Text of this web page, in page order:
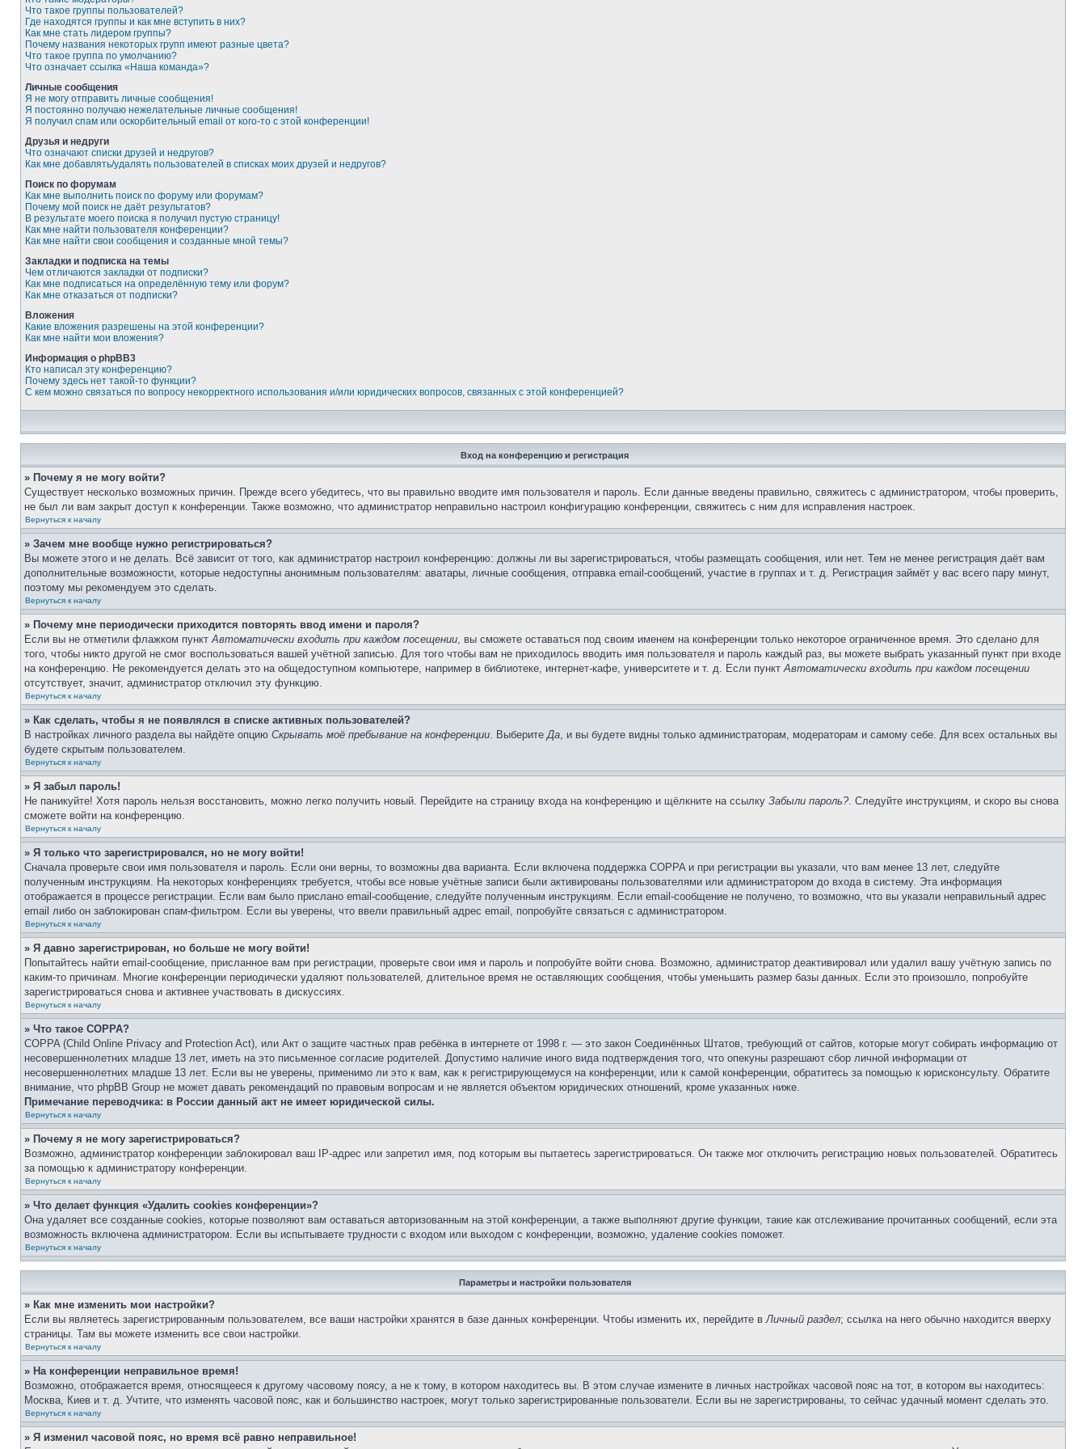
Что такое группы пользователей?
Где находятся группы и как мне вступить в них?
Как мне стать лидером группы?
Почему названия некоторых групп имеют разные цвета?
Что такое группа по умолчанию?
Что означает ссылка «Наша команда»?
Личные сообщения
Я не могу отправить личные сообщения!
Я постоянно получаю нежелательные личные сообщения!
Я получил спам или оскорбительный email от кого-то с этой конференции!
Друзья и недруги
Что означают списки друзей и недругов?
Как мне добавлять/удалять пользователей в списках моих друзей и недругов?
Поиск по форумам
Как мне выполнить поиск по форуму или форумам?
Почему мой поиск не даёт результатов?
В результате моего поиска я получил пустую страницу!
Как мне найти пользователя конференции?
Как мне найти свои сообщения и созданные мной темы?
Закладки и подписка на темы
Чем отличаются закладки от подписки?
Как мне подписаться на определённую тему или форум?
Как мне отказаться от подписки?
Вложения
Какие вложения разрешены на этой конференции?
Как мне найти мои вложения?
Информация о phpBB3
Кто написал эту конференцию?
Почему здесь нет такой-то функции?
С кем можно связаться по вопросу некорректного использования и/или юридических вопросов, связанных с этой конференцией?
Вход на конференцию и регистрация
» Почему я не могу войти?
Существует несколько возможных причин. Прежде всего убедитесь, что вы правильно вводите имя пользователя и пароль. Если данные введены правильно, свяжитесь с администратором, чтобы проверить,
не был ли вам закрыт доступ к конференции. Также возможно, что администратор неправильно настроил конфигурацию конференции, свяжитесь с ним для исправления настроек.
Вернуться к началу
» Зачем мне вообще нужно регистрироваться?
Вы можете этого и не делать. Всё зависит от того, как администратор настроил конференцию: должны ли вы зарегистрироваться, чтобы размещать сообщения, или нет. Тем не менее регистрация даёт вам
дополнительные возможности, которые недоступны анонимным пользователям: аватары, личные сообщения, отправка email-сообщений, участие в группах и т. д. Регистрация займёт у вас всего пару минут,
поэтому мы рекомендуем это сделать.
Вернуться к началу
» Почему мне периодически приходится повторять ввод имени и пароля?
Если вы не отметили флажком пунктАвтоматически входить при каждом посещении, вы сможете оставаться под своим именем на конференции только некоторое ограниченное время. Это сделано для
того, чтобы никто другой не смог воспользоваться вашей учётной записью. Для того чтобы вам не приходилось вводить имя пользователя и пароль каждый раз, вы можете выбрать указанный пункт при входе
на конференцию. Не рекомендуется делать это на общедоступном компьютере, например в библиотеке, интернет-кафе, университете и т. д. Если пунктАвтоматически входить при каждом посещении
отсутствует, значит, администратор отключил эту функцию.
Вернуться к началу
» Как сделать, чтобы я не появлялся в списке активных пользователей?
В настройках личного раздела вы найдёте опцию Скрывать моё пребывание на конференции. ВыберитеДа, и вы будете видны только администраторам, модераторам и самому себе. Для всех остальных вы
будете скрытым пользователем.
Вернуться к началу
» Я забыл пароль!
Не паникуйте! Хотя пароль нельзя восстановить, можно легко получить новый. Перейдите на страницу входа на конференцию и щёлкните на ссылку Забыли пароль?. Следуйте инструкциям, и скоро вы снова
сможете войти на конференцию.
Вернуться к началу
» Я только что зарегистрировался, но не могу войти!
Сначала проверьте свои имя пользователя и пароль. Если они верны, то возможны два варианта. Если включена поддержка COPPA и при регистрации вы указали, что вам менее 13 лет, следуйте
полученным инструкциям. На некоторых конференциях требуется, чтобы все новые учётные записи были активированы пользователями или администратором до входа в систему. Эта информация
отображается в процессе регистрации. Если вам было прислано email-сообщение, следуйте полученным инструкциям. Если email-сообщение не получено, то возможно, что вы указали неправильный адрес
email либо он заблокирован спам-фильтром. Если вы уверены, что ввели правильный адрес email, попробуйте связаться с администратором.
Вернуться к началу
» Я давно зарегистрирован, но больше не могу войти!
Попытайтесь найти email-сообщение, присланное вам при регистрации, проверьте свои имя и пароль и попробуйте войти снова. Возможно, администратор деактивировал или удалил вашу учётную запись по
каким-то причинам. Многие конференции периодически удаляют пользователей, длительное время не оставляющих сообщения, чтобы уменьшить размер базы данных. Если это произошло, попробуйте
зарегистрироваться снова и активнее участвовать в дискуссиях.
Вернуться к началу
» Что такое COPPA?
COPPA (Child Online Privacy and Protection Act), или Акт о защите частных прав ребёнка в интернете от 1998 г. — это закон Соединённых Штатов, требующий от сайтов, которые могут собирать информацию от
несовершеннолетних младше 13 лет, иметь на это письменное согласие родителей. Допустимо наличие иного вида подтверждения того, что опекуны разрешают сбор личной информации от
несовершеннолетних младше 13 лет. Если вы не уверены, применимо ли это к вам, как к регистрирующемуся на конференции, или к самой конференции, обратитесь за помощью к юрисконсульту. Обратите
внимание, что phpBB Group не может давать рекомендаций по правовым вопросам и не является объектом юридических отношений, кроме указанных ниже.
Примечание переводчика: в России данный акт не имеет юридической силы.
Вернуться к началу
» Почему я не могу зарегистрироваться?
Возможно, администратор конференции заблокировал ваш IP-адрес или запретил имя, под которым вы пытаетесь зарегистрироваться. Он также мог отключить регистрацию новых пользователей. Обратитесь
за помощью к администратору конференции.
Вернуться к началу
» Что делает функция «Удалить cookies конференции»?
Она удаляет все созданные cookies, которые позволяют вам оставаться авторизованным на этой конференции, а также выполняют другие функции, такие как отслеживание прочитанных сообщений, если эта
возможность включена администратором. Если вы испытываете трудности с входом или выходом с конференции, возможно, удаление cookies поможет.
Вернуться к началу
Параметры и настройки пользователя
» Как мне изменить мои настройки?
Если вы являетесь зарегистрированным пользователем, все ваши настройки хранятся в базе данных конференции. Чтобы изменить их, перейдите вЛичный раздел; ссылка на него обычно находится вверху
страницы. Там вы можете изменить все свои настройки.
Вернуться к началу
» На конференции неправильное время!
Возможно, отображается время, относящееся к другому часовому поясу, а не к тому, в котором находитесь вы. В этом случае измените в личных настройках часовой пояс на тот, в котором вы находитесь:
Москва, Киев и т. д. Учтите, что изменять часовой пояс, как и большинство настроек, могут только зарегистрированные пользователи. Если вы не зарегистрированы, то сейчас удачный момент сделать это.
Вернуться к началу
» Я изменил часовой пояс, но время всё равно неправильное!